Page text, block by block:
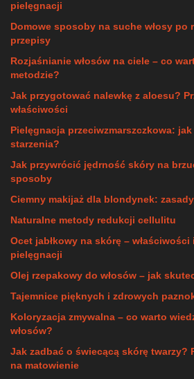
pielęgnacji
Domowe sposoby na suche włosy po
przepisy
Rozjaśnianie włosów na ciele – co
metodzie?
Jak przygotować nalewkę z aloesu?
właściwości
Pielęgnacja przeciwzmarszczkowa:
starzenia?
Jak przywrócić jędrność skóry na
sposoby
Ciemny makijaż dla blondynek:
Naturalne metody redukcji cellulitu
Ocet jabłkowy na skórę –
pielęgnacji
Olej rzepakowy do włosów – jak
Tajemnice pięknych i zdrowych
Koloryzacja zmywalna – co warto
włosów?
Jak zadbać o świecącą skórę twarzy?
na matowienie